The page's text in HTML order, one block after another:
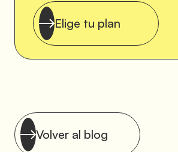
Elige tu plan
Volver al blog